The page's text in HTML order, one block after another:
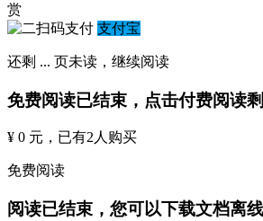
赏
支付宝
还剩 ... 页未读， 继续阅读
免费阅读已结束，点击付费阅读
¥ 0 元 ，已有2 人购买
免费阅读
阅读已结束，您可以下载文档离